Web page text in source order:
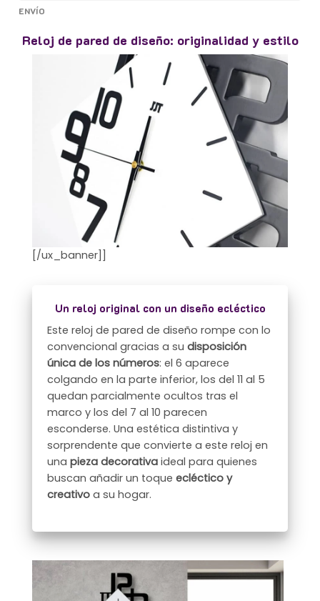
ENVÍO
Reloj de pared de diseño: originalidad y estilo
[/ux_banner]]
Un reloj original con un diseño ecléctico
Este reloj de pared de diseño rompe con lo
convencional gracias a sudisposición
única de los números: el 6 aparece
colgando en la parte inferior, los del 11 al 5
quedan parcialmente ocultos tras el
marco y los del 7 al 10 parecen
esconderse. Una estética distintiva y
sorprendente que convierte a este reloj en
una pieza decorativa ideal para quienes
buscan añadir un toqueecléctico y
creativo a su hogar.